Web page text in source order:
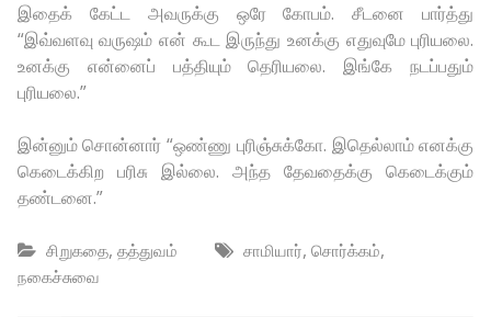
இதைக் கேட்ட அவருக்கு ஒரே கோபம். சீடனை பார்த்து
“இவ்வளவு வருஷம் என் கூட இருந்து உனக்கு எதுவுமே புரியலை.
உனக்கு என்னைப் பத்தியும் தெரியலை. இங்கே நடப்பதும்
புரியலை.”
இன்னும் சொன்னார் “ஒண்ணு புரிஞ்சுக்கோ. இதெல்லாம் எனக்கு
கெடைக்கிற பரிசு இல்லை. அந்த தேவதைக்கு கெடைக்கும்
தண்டனை.”
சிறுகதை, தத்துவம் சாமியார், சொர்க்கம்,
நகைச்சுவை